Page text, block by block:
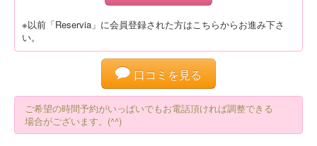
※以前「Reservia」に会員登録された方はこちらからお進み下さ
い。
口コミを見る
ご希望の時間予約がいっぱいでもお電話頂ければ調整できる
場合がございます。(^^)